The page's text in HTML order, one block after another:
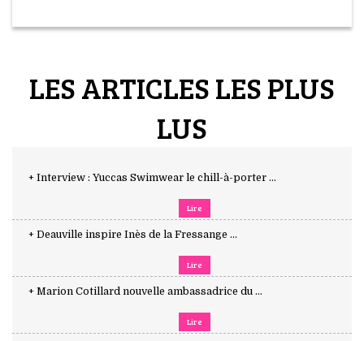
LES ARTICLES LES PLUS
LUS
+ Interview : Yuccas Swimwear le chill-à-porter ...
Lire
+ Deauville inspire Inès de la Fressange ...
Lire
+ Marion Cotillard nouvelle ambassadrice du ...
Lire